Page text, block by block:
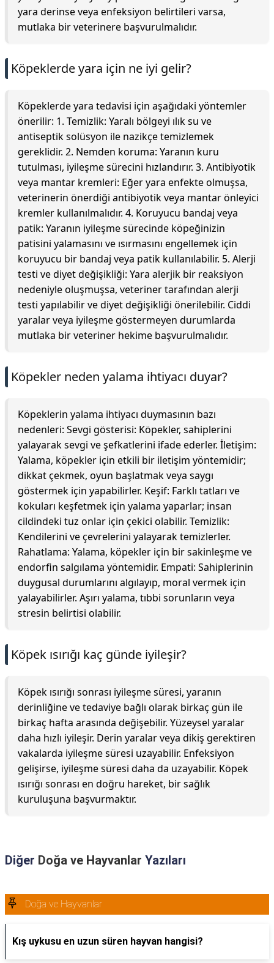
yara derinse veya enfeksiyon belirtileri varsa,
mutlaka bir veterinere başvurulmalıdır.
Köpeklerde yara için ne iyi gelir?
Köpeklerde yara tedavisi için aşağıdaki yöntemler
önerilir: 1. Temizlik: Yaralı bölgeyi ılık su ve
antiseptik solüsyon ile nazikçe temizlemek
gereklidir. 2. Nemden koruma: Yaranın kuru
tutulması, iyileşme sürecini hızlandırır. 3. Antibiyotik
veya mantar kremleri: Eğer yara enfekte olmuşsa,
veterinerin önerdiği antibiyotik veya mantar önleyici
kremler kullanılmalıdır. 4. Koruyucu bandaj veya
patik: Yaranın iyileşme sürecinde köpeğinizin
patisini yalamasını ve ısırmasını engellemek için
koruyucu bir bandaj veya patik kullanılabilir. 5. Alerji
testi ve diyet değişikliği: Yara alerjik bir reaksiyon
nedeniyle oluşmuşsa, veteriner tarafından alerji
testi yapılabilir ve diyet değişikliği önerilebilir. Ciddi
yaralar veya iyileşme göstermeyen durumlarda
mutlaka bir veteriner hekime başvurulmalıdır.
Köpekler neden yalama ihtiyacı duyar?
Köpeklerin yalama ihtiyacı duymasının bazı
nedenleri: Sevgi gösterisi: Köpekler, sahiplerini
yalayarak sevgi ve şefkatlerini ifade ederler. İletişim:
Yalama, köpekler için etkili bir iletişim yöntemidir;
dikkat çekmek, oyun başlatmak veya saygı
göstermek için yapabilirler. Keşif: Farklı tatları ve
kokuları keşfetmek için yalama yaparlar; insan
cildindeki tuz onlar için çekici olabilir. Temizlik:
Kendilerini ve çevrelerini yalayarak temizlerler.
Rahatlama: Yalama, köpekler için bir sakinleşme ve
endorfin salgılama yöntemidir. Empati: Sahiplerinin
duygusal durumlarını algılayıp, moral vermek için
yalayabilirler. Aşırı yalama, tıbbi sorunların veya
stresin belirtisi olabilir.
Köpek ısırığı kaç günde iyileşir?
Köpek ısırığı sonrası iyileşme süresi, yaranın
derinliğine ve tedaviye bağlı olarak birkaç gün ile
birkaç hafta arasında değişebilir. Yüzeysel yaralar
daha hızlı iyileşir. Derin yaralar veya dikiş gerektiren
vakalarda iyileşme süresi uzayabilir. Enfeksiyon
gelişirse, iyileşme süresi daha da uzayabilir. Köpek
ısırığı sonrası en doğru hareket, bir sağlık
kuruluşuna başvurmaktır.
Diğer Doğa ve Hayvanlar Yazıları
Doğa ve Hayvanlar
Kış uykusu en uzun süren hayvan hangisi?